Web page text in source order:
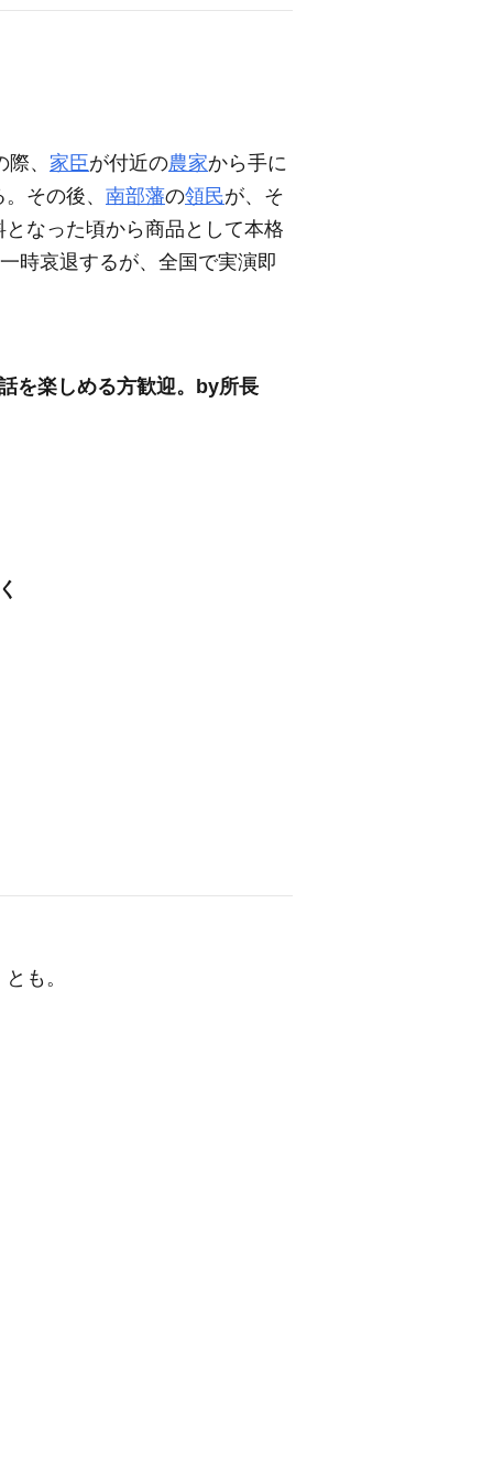
、 家臣が付近の農家から手に
その後、 南部藩の領民が、そ
なった頃から商品として本格
時哀退するが、全国で実演即
を楽しめる方歓迎。by所長
も。